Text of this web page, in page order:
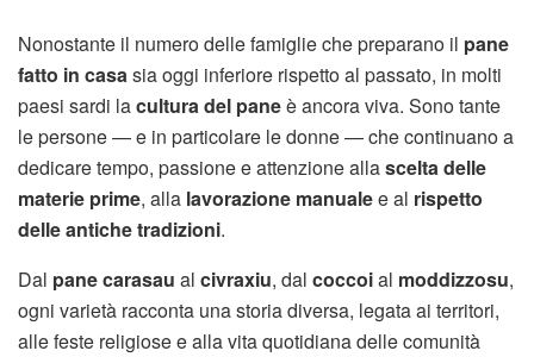
Nonostante il numero delle famiglie che preparano il pane
fatto in casasia oggi inferiore rispetto al passato, in molti
paesi sardi lacultura del paneè ancora viva. Sono tante
le persone — e in particolare le donne — che continuano a
dedicare tempo, passione e attenzione allascelta delle
materie prime, alla lavorazione manualee al rispetto
delle antiche tradizioni.
Dal pane carasau al civraxiu, dal coccoial moddizzosu,
ogni varietà racconta una storia diversa, legata ai territori,
alle feste religiose e alla vita quotidiana delle comunità